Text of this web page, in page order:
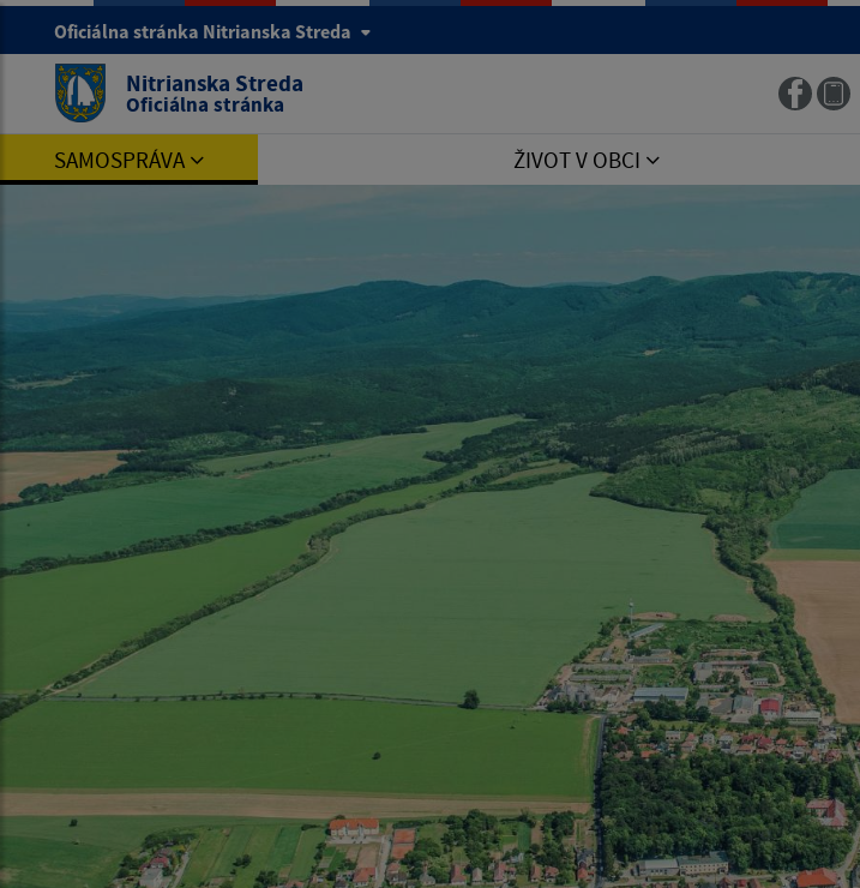
Oficiálna stránka Nitrianska Streda
Nitrianska Streda
Oficiálna stránka
SAMOSPRÁVA ŽIVOT V OBCI